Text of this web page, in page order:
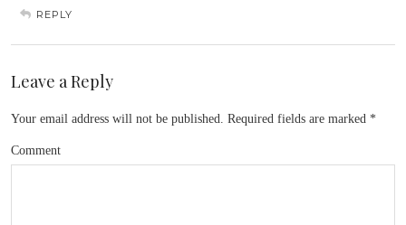
REPLY
Leave a Reply
Your email address will not be published. Required fields are marked *
Comment